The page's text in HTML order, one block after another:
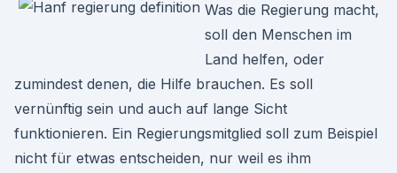
Was die Regierung macht,
soll den Menschen im
Land helfen, oder
zumindest denen, die Hilfe brauchen. Es soll
vernünftig sein und auch auf lange Sicht
funktionieren. Ein Regierungsmitglied soll zum Beispiel
nicht für etwas entscheiden, nur weil es ihm